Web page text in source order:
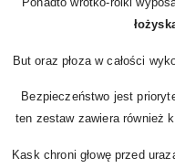
But oraz płoza w całości
Bezpieczeństwo jest
ten zestaw zawiera również
Kask chroni głowę przed